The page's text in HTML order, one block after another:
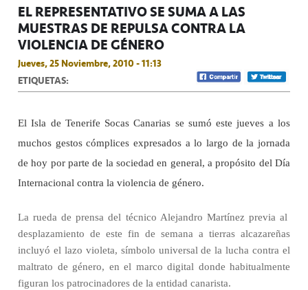
EL REPRESENTATIVO SE SUMA A LAS
MUESTRAS DE REPULSA CONTRA LA
VIOLENCIA DE GÉNERO
Jueves, 25 Noviembre, 2010 - 11:13
ETIQUETAS:
El Isla de Tenerife Socas Canarias se sumó este jueves a los
muchos gestos cómplices expresados a lo largo de la jornada
de hoy por parte de la sociedad en general, a propósito del Día
Internacional contra la violencia de género.
La rueda de prensa del técnico Alejandro Martínez previa al
desplazamiento de este fin de semana a tierras alcazareñas
incluyó el lazo violeta, símbolo universal de la lucha contra el
maltrato de género, en el marco digital donde habitualmente
figuran los patrocinadores de la entidad canarista.